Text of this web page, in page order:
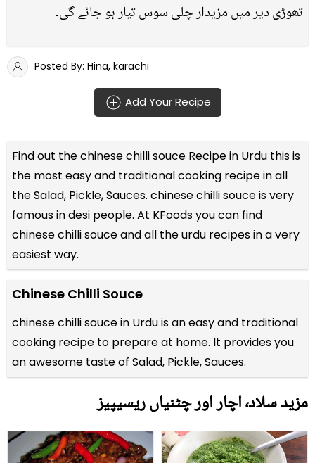
تھوڑی دیر میں مزیدار چلی سوس تیار ہو جائے گی۔
Posted By: Hina, karachi
Add Your Recipe
Find out thechinese chilli souce Recipe in Urdu this is
the most easy and traditional cooking recipe in all
theSalad, Pickle, Sauces. chinese chilli souce is very
famous in desi people. At KFoods you can find
chinese chilli souce and all theurdu recipesin a very
easiest way.
Chinese Chilli Souce
chinese chilli souce in Urdu is an easy and traditional
cooking recipe to prepare at home. It provides you
an awesome taste of Salad, Pickle, Sauces.
مزید سلاد٬ اچار اور چٹنیاں ریسیپیز